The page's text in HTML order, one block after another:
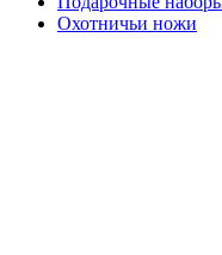
Охотничьи ножи